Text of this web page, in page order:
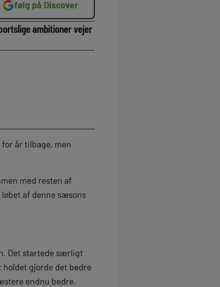
følg på Discover
ambitioner vejer
år tilbage, men
med resten af
af denne sæsons
Det startede særligt
gjorde det bedre
endnu bedre.